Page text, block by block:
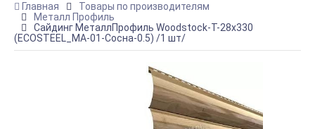
Главная
Товары по производителям
Металл Профиль
Сайдинг МеталлПрофиль Woodstock-Т-28х330
(ECOSTEEL_MA-01-Сосна-0.5) /1 шт/